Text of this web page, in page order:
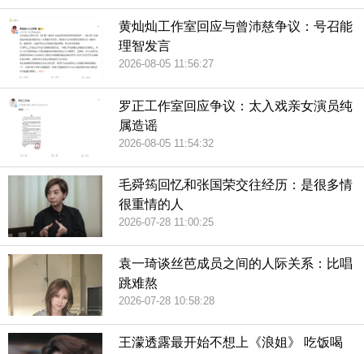
黄灿灿工作室回应与曾沛慈争议：号召能
理智发言
2026-08-05 11:56:27
罗正工作室回应争议：太入戏亲女演员纯
属造谣
2026-08-05 11:54:32
毛舜筠回忆和张国荣交往经历：是很多情
很重情的人
2026-07-28 11:00:25
袁一琦谈丝芭成员之间的人际关系：比唱
跳难熬
2026-07-28 10:58:28
王濛透露最开始不想上《浪姐》 吃饭喝